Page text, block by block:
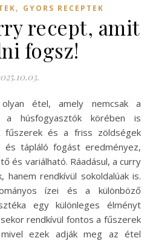
, GYORS RECEPTEK
recept, amit
fogsz!
a húsfogyasztók körében is
fűszerek és a friss zöldségek
és tápláló fogást eredményez,
és variálható. Ráadásul, a curry
hanem rendkívül sokoldalúak is.
ízei és a különböző
egy különleges élményt
rendkívül fontos a fűszerek
mivel ezek adják meg az étel